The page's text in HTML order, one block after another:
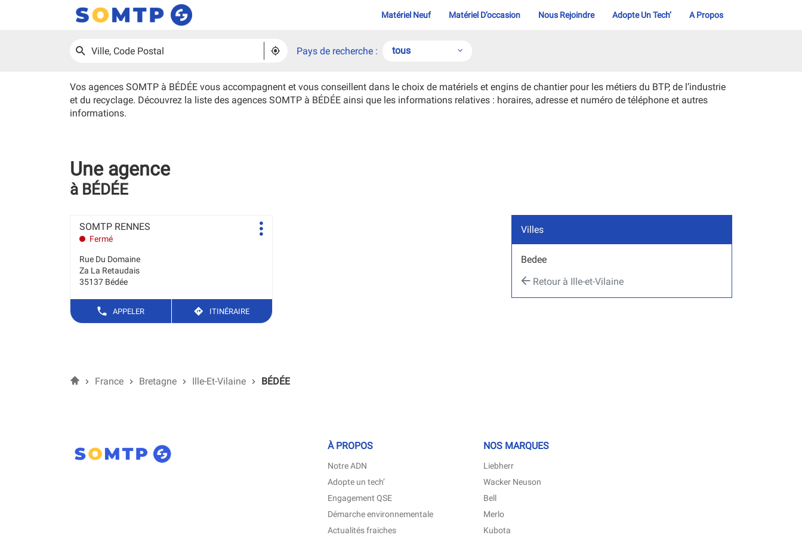
Matériel Neuf Matériel D’occasion Nous Rejoindre Adopte Un Tech’ A Propos
Pays de recherche :
tous
Belgique
Ville,
Postal
À
UNE
AGENCE
SOMTP
RECHERCHERUNE
AGENCE
Vos agences SOMTP à BÉDÉE vous accompagnent et vous conseillent dans le choix de matériels et engins de chantier pour les métiers du BTP, de l’industrie
et du recyclage. Découvrez la liste des agences SOMTP à BÉDÉE ainsi que les informations relatives : horaires, adresse et numéro de téléphone et autres
informations.
Une agence
à BÉDÉE
Villes
Bedee
Retour à Ille-et-Vilaine
SOMTP
RENNES
Agence
:
SOMTP RENNES
Fermé
Rue Du Domaine
Za La Retaudais
35137 Bédée
APPELERNUMÉRO
TÉLÉPHONE
ITINÉRAIREJUSQU'À
L'AGENCE
SOMTP
Plus
AccueilFrance Bretagne Ille-Et-Vilaine BÉDÉE
À PROPOS
Notre ADN(ouvre
une
fenêtre)
Adopte un tech’(ouvre
une
fenêtre)
Engagement QSE(ouvre
une
Démarche environnementale(ouvre
Actualités fraiches(ouvre
NOS MARQUES
Liebherr(ouvre
une
Wacker Neuson
Bell(ouvre
une
Merlo(ouvre
une
Kubota